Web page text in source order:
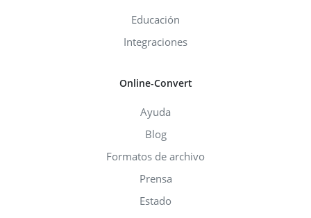
Educación
Integraciones
Online-Convert
Ayuda
Blog
Formatos de archivo
Prensa
Estado